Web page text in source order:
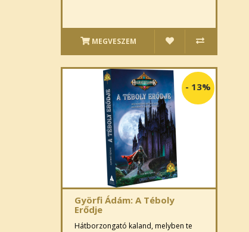
MEGVESZEM
- 13%
Györfi Ádám: A Téboly
Erődje
Hátborzongató kaland, melyben te